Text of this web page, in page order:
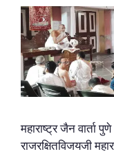
महाराष्ट्र जैन वार्ता
राजरक्षितविजयजी